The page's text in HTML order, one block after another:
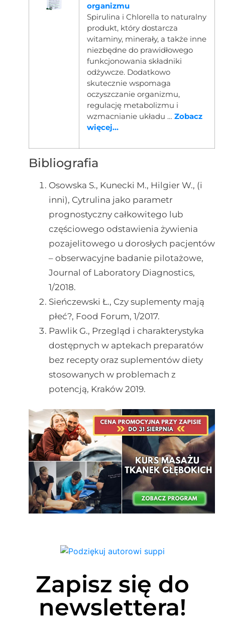
organizmu
Spirulina i Chlorella to naturalny
produkt, który dostarcza
witaminy, minerały, a także inne
niezbędne do prawidłowego
funkcjonowania składniki
odżywcze. Dodatkowo
skutecznie wspomaga
oczyszczanie organizmu,
regulację metabolizmu i
wzmacnianie układu … Zobacz
więcej...
Bibliografia
Osowska S., Kunecki M., Hilgier W., (i
inni), Cytrulina jako parametr
prognostyczny całkowitego lub
częściowego odstawienia żywienia
pozajelitowego u dorosłych pacjentów
– obserwacyjne badanie pilotażowe,
Journal of Laboratory Diagnostics,
1/2018.
Sieńczewski Ł., Czy suplementy mają
płeć?, Food Forum, 1/2017.
Pawlik G., Przegląd i charakterystyka
dostępnych w aptekach preparatów
bez recepty oraz suplementów diety
stosowanych w problemach z
potencją, Kraków 2019.
Zapisz się do
newslettera!